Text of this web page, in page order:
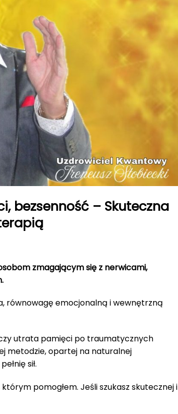
bezsenność – Skuteczna
zmagającym się z nerwicami,
równowagę emocjonalną i wewnętrzną
utrata pamięci po traumatycznych
metodzie, opartej na naturalnej
sił.
pomogłem. Jeśli szukasz skutecznej i